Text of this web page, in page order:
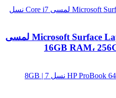
لپ تاپ استوک Microsoft Surface Laptop 3 15 لمسی